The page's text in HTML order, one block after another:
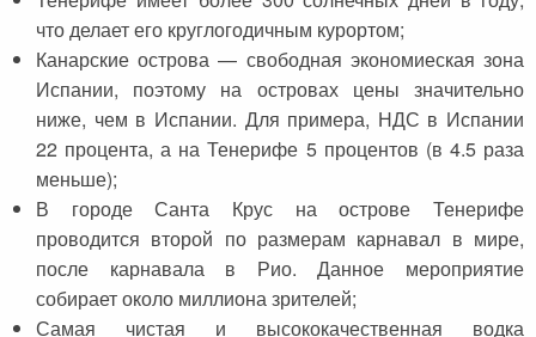
что делает его круглогодичным курортом;
Канарские острова — свободная экономиеская зона
Испании, поэтому на островах цены значительно
ниже, чем в Испании. Для примера, НДС в Испании
22 процента, а на Тенерифе 5 процентов (в 4.5 раза
меньше);
В городе Санта Крус на острове Тенерифе
проводится второй по размерам карнавал в мире,
после карнавала в Рио. Данное мероприятие
собирает около миллиона зрителей;
Самая чистая и высококачественная водка